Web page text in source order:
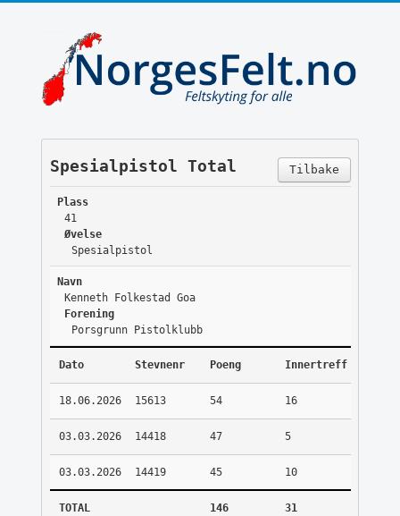
Tilbake
Spesialpistol Total
Plass
41
Øvelse
Spesialpistol
Navn
Kenneth Folkestad Goa
Forening
Porsgrunn Pistolklubb
Dato Stevnenr Poeng Innertreff
18.06.2026 15613 54 16
03.03.2026 14418 47 5
03.03.2026 14419 45 10
TOTAL 146 31